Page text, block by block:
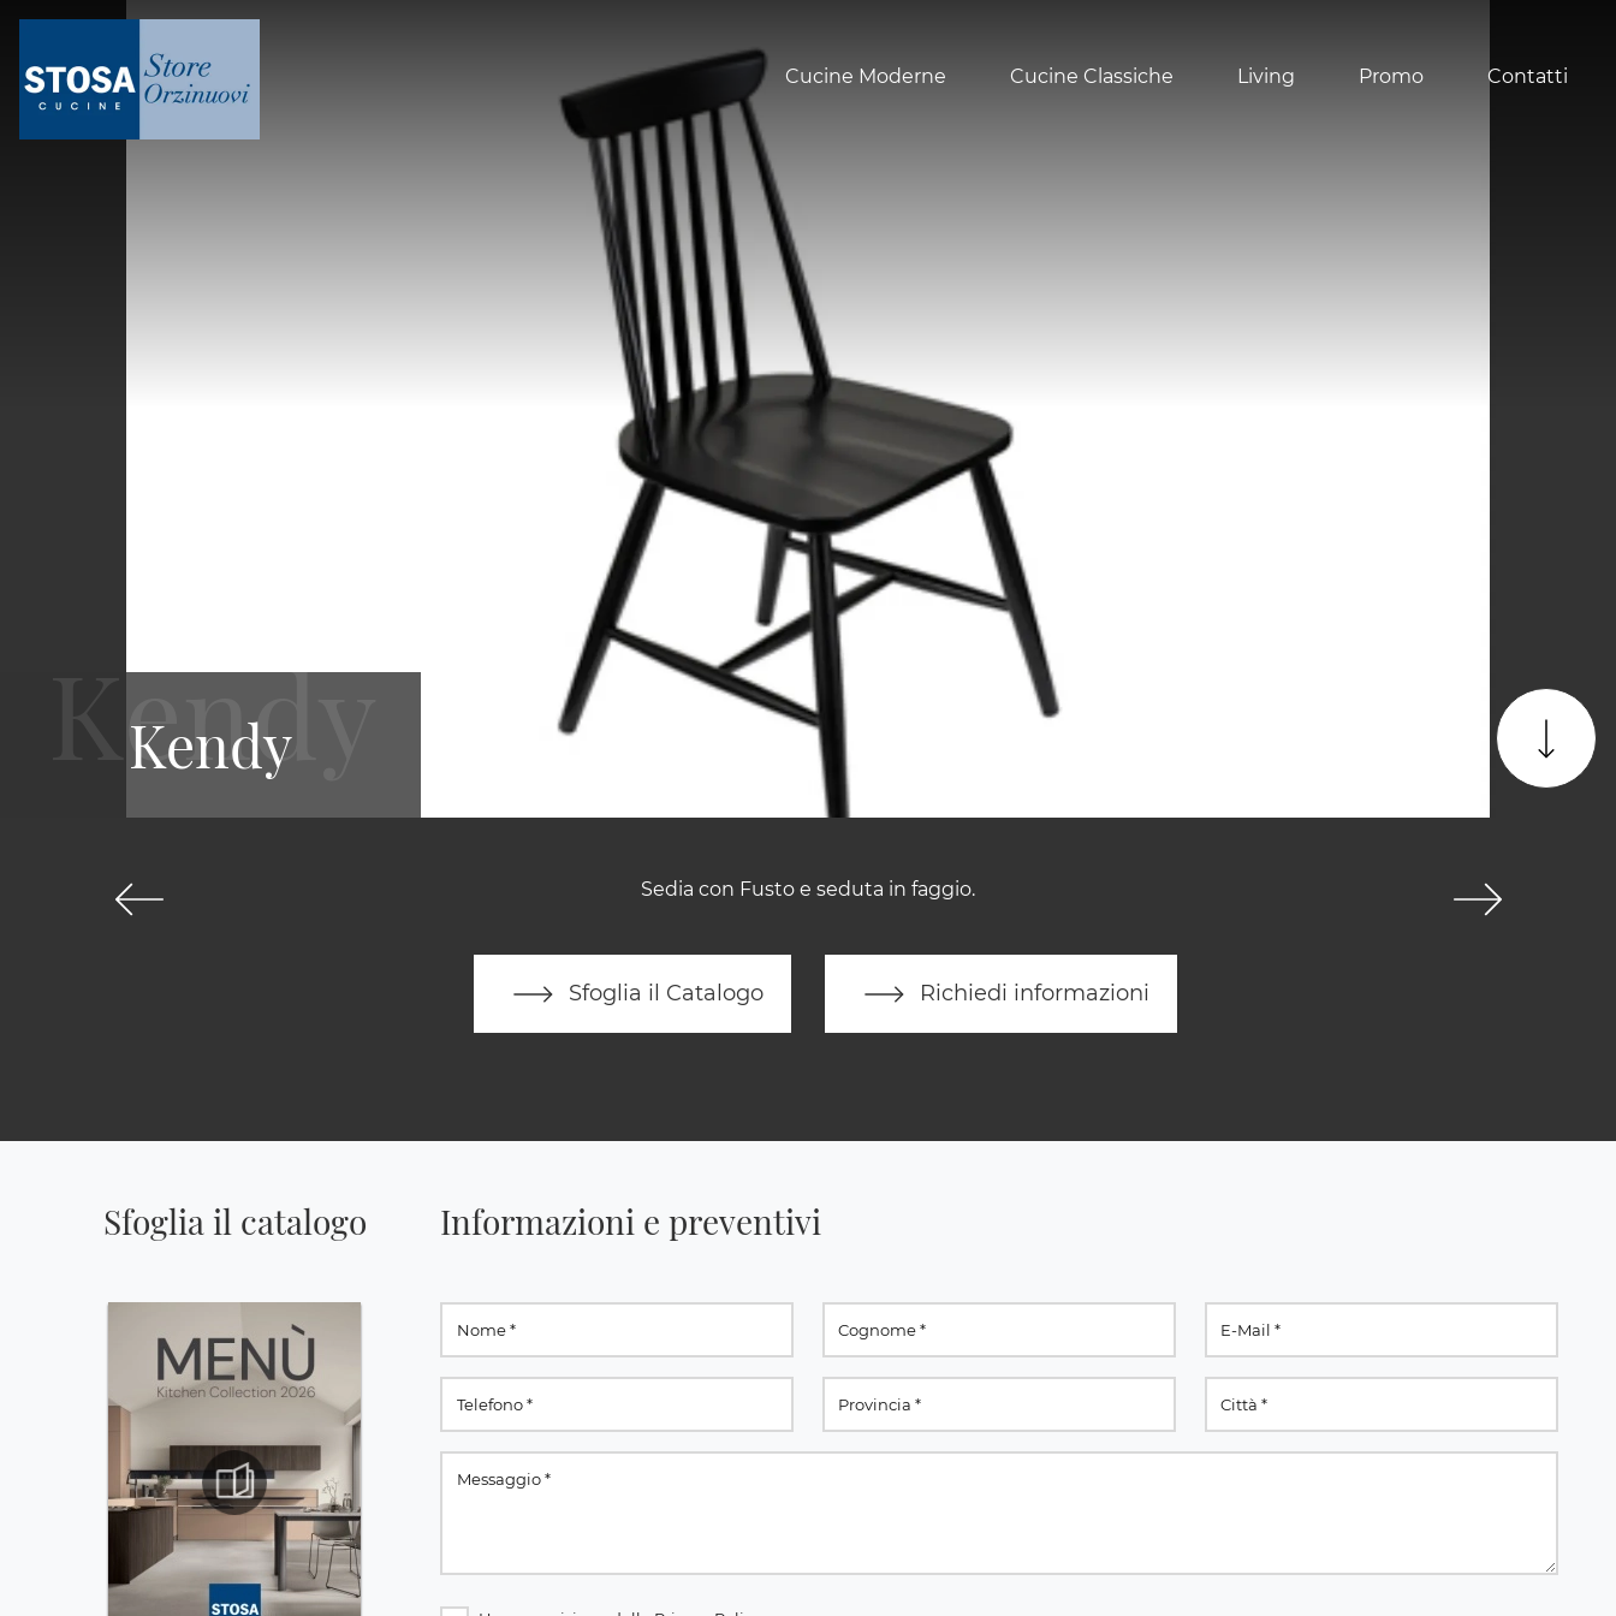
Cucine Moderne Cucine Classiche Living Promo Contatti
Sedia con Fusto e seduta in faggio.
Sfoglia il Catalogo Richiedi informazioni
Kendy
Sfoglia il catalogo Informazioni e preventivi